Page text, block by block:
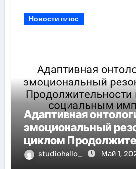
Новости плюс
Адаптивная
эмоциональный
циклом
интервала с
studiohallo_ Май 1,